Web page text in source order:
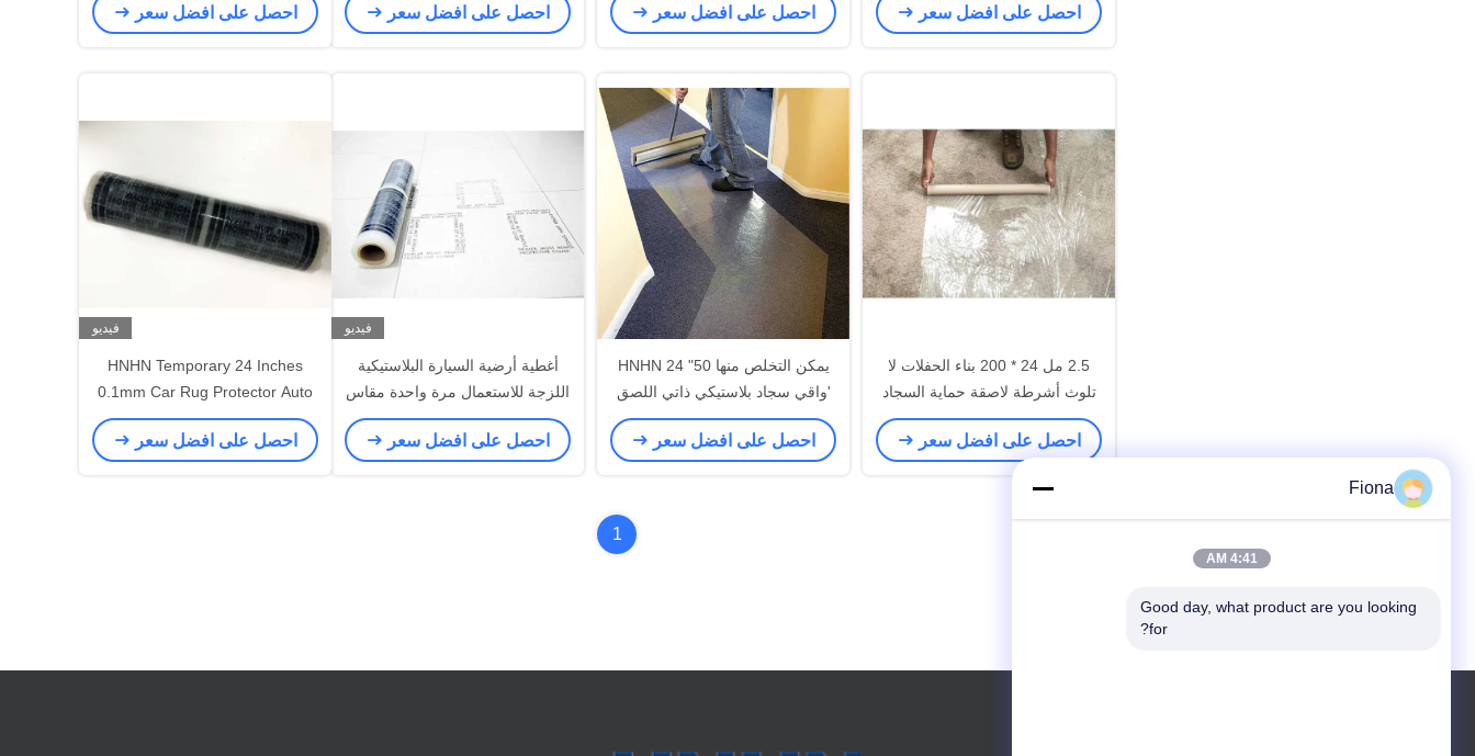
احصل على افضل سعر احصل على افضل سعر احصل على افضل سعر احصل على افضل سعر
2.5 مل 24 * 200 بناء الحفلات لا
تلوث أشرطة لاصقة حماية السجاد
احصل على افضل سعر
يمكن التخلص منها HNHN 24 "50
'واقي سجاد بلاستيكي ذاتي اللصق
مؤقت للتزيين
احصل على افضل سعر
فيديو
أغطية أرضية السيارة البلاستيكية
اللزجة للاستعمال مرة واحدة مقاس
21 بوصة
احصل على افضل سعر
فيديو
HNHN Temporary 24 Inches
0.1mm Car Rug Protector Auto
Floor Mats
احصل على افضل سعر
1
Fiona
4:41 AM
Good day, what product are you looking
for?